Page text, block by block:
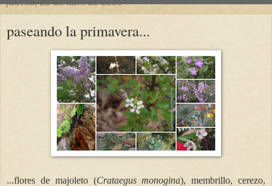
jueves, 23 de abril de 2009
paseando la primavera...
...flores de majoleto (Crataegus monogina), membrillo, cerezo,